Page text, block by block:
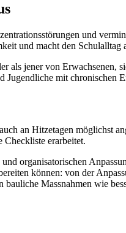
und
und macht den Schulalltag
jener von
mit chronischen
an Hitzetagen möglichst
erarbeitet.
organisatorischen
können: von der
Massnahmen wie